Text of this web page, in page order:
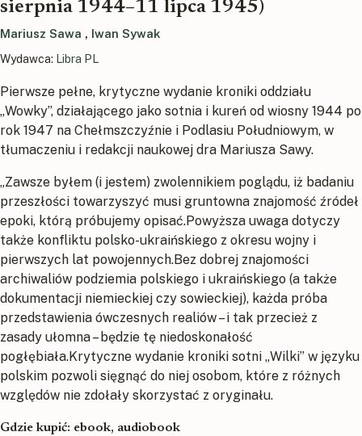
sierpnia 1944–11 lipca 1945)
Mariusz Sawa , Iwan Sywak
Wydawca: Libra PL
Pierwsze pełne, krytyczne wydanie kroniki oddziału
„Wowky”, działającego jako sotnia i kureń od wiosny 1944 po
rok 1947 na Chełmszczyźnie i Podlasiu Południowym, w
tłumaczeniu i redakcji naukowej dra Mariusza Sawy.
„Zawsze byłem (i jestem) zwolennikiem poglądu, iż badaniu
przeszłości towarzyszyć musi gruntowna znajomość źródeł
epoki, którą próbujemy opisać.Powyższa uwaga dotyczy
także konfliktu polsko-ukraińskiego z okresu wojny i
pierwszych lat powojennych.Bez dobrej znajomości
archiwaliów podziemia polskiego i ukraińskiego (a także
dokumentacji niemieckiej czy sowieckiej), każda próba
przedstawienia ówczesnych realiów – i tak przecież z
zasady ułomna – będzie tę niedoskonałość
pogłębiała.Krytyczne wydanie kroniki sotni „Wilki” w języku
polskim pozwoli sięgnąć do niej osobom, które z różnych
względów nie zdołały skorzystać z oryginału.
Gdzie kupić: ebook, audiobook